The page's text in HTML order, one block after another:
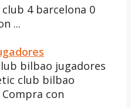
4 barcelona 0
...
bilbao jugadores
club bilbao
con